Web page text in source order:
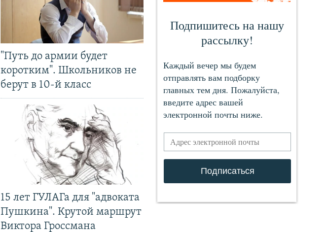
"Путь до армии будет
коротким". Школьников не
берут в 10-й класс
15 лет ГУЛАГа для "адвоката
Пушкина". Крутой маршрут
Виктора Гроссмана